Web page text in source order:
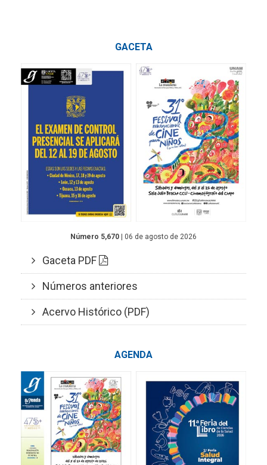
GACETA
Número 5,670 | 06 de agosto de 2026
Gaceta PDF
Números anteriores
Acervo Histórico (PDF)
AGENDA